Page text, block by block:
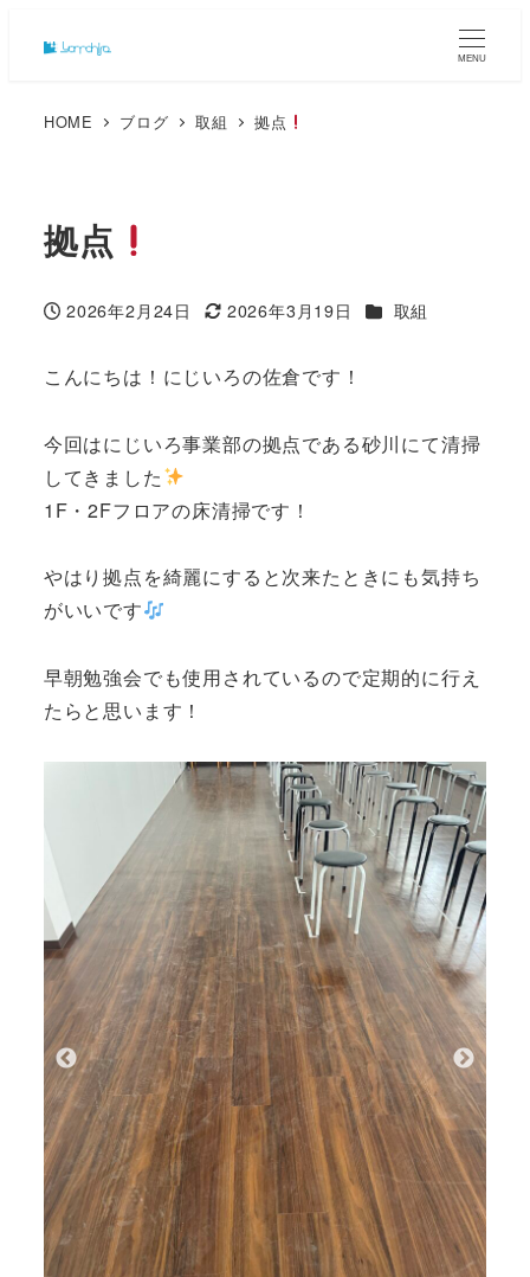
MENU
HOME ブログ 取組 拠点
拠点
投稿日
2026年2月24日
更新日
2026年3月19日 カテゴリー
取組
こんにちは！にじいろの佐倉です！
今回はにじいろ事業部の拠点である砂川にて清掃
してきました
1F・2Fフロアの床清掃です！
やはり拠点を綺麗にすると次来たときにも気持ち
がいいです
早朝勉強会でも使用されているので定期的に行え
たらと思います！